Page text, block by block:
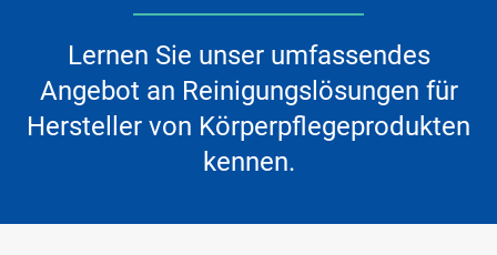
Lernen Sie unser umfassendes
Angebot an Reinigungslösungen für
Hersteller von Körperpflegeprodukten
kennen.